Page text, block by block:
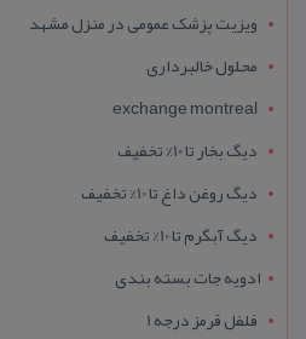
ویزیت پزشک عمومی در منزل مشهد
محلول خالبرداری
exchange montreal
دیگ بخار تا 10% تخفیف
دیگ روغن داغ تا 10% تخفیف
دیگ آبگرم تا 10% تخفیف
ادویه جات بسته بندی
فلفل قرمز درجه 1